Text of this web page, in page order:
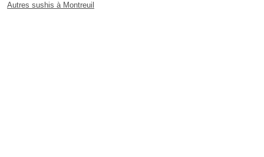
Autres sushis à Montreuil